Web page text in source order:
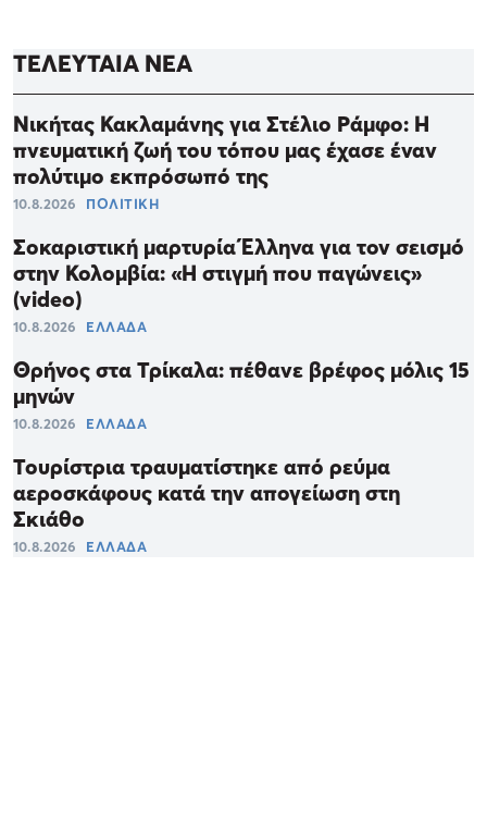
ΤΕΛΕΥΤΑΙΑ ΝΕΑ
Νικήτας Κακλαμάνης για Στέλιο Ράμφο: Η
πνευματική ζωή του τόπου μας έχασε έναν
πολύτιμο εκπρόσωπό της
10.8.2026 ΠΟΛΙΤΙΚΗ
Σοκαριστική μαρτυρία Έλληνα για τον σεισμό
στην Κολομβία: «Η στιγμή που παγώνεις»
(video)
10.8.2026 ΕΛΛΑΔΑ
Θρήνος στα Τρίκαλα: πέθανε βρέφος μόλις 15
μηνών
10.8.2026 ΕΛΛΑΔΑ
Τουρίστρια τραυματίστηκε από ρεύμα
αεροσκάφους κατά την απογείωση στη
Σκιάθο
10.8.2026 ΕΛΛΑΔΑ